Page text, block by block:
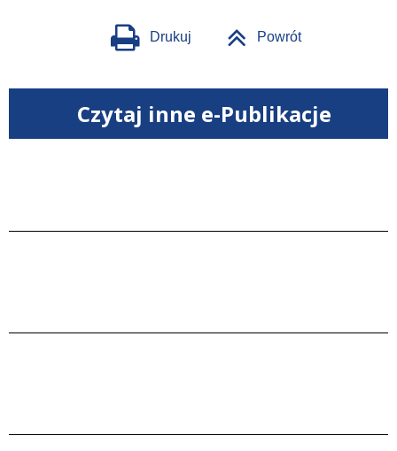
Drukuj Powrót
Czytaj inne e-Publikacje